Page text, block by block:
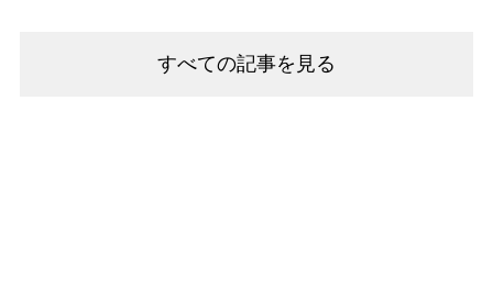
すべての記事を見る